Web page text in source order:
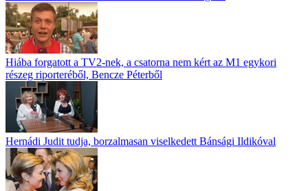
Hiába forgatott a TV2-nek, a csatorna nem kért az M1 egykori
részeg riporteréből, Bencze Péterből
Hernádi Judit tudja, borzalmasan viselkedett Bánsági Ildikóval